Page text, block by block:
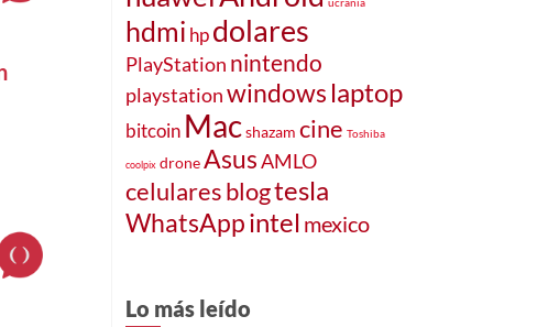
hdmi hp dolares
PlayStation nintendo
playstationwindows laptop
bitcoin Macshazam cine Toshiba
coolpix droneAsusAMLO
celularesblogtesla
WhatsAppintel mexico
Lo más leído